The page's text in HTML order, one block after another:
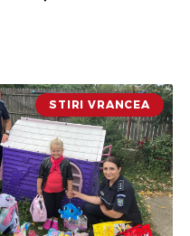
STIRI VRANCEA